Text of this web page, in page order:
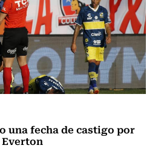
una fecha de castigo por